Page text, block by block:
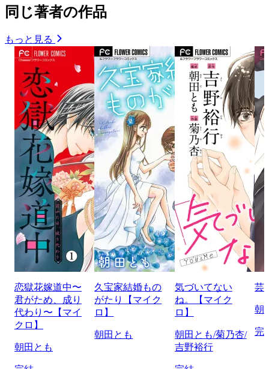
同じ著者の作品
もっと見る
恋獄花嫁道中〜
君がため、成り
代わり〜【マイ
クロ】
朝田とも
久宝家結婚もの
がたり【マイク
ロ】
朝田とも
気づいてない
ね。【マイク
ロ】
朝田とも/菊乃杏/
吉野裕行
芸
朝
完